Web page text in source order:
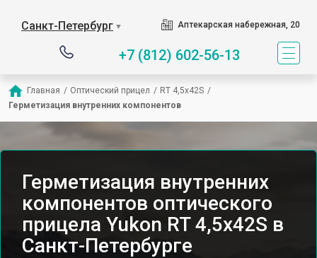
Санкт-Петербург ▼ Аптекарская набережная, 20
+7 (812) 602-56-13
Главная / Оптический прицел / RT 4,5х42S /
Герметизация внутренних компонентов
Герметизация внутренних
компонентов оптического
прицела Yukon RT 4,5х42S в
Санкт-Петербурге